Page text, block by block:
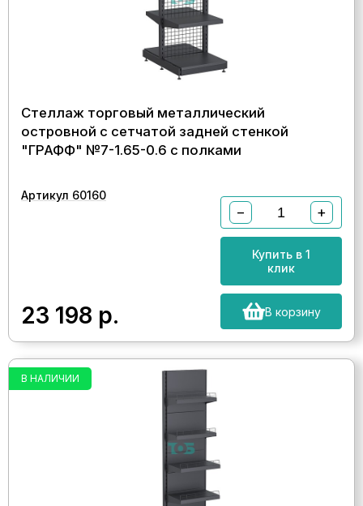
Стеллаж торговый металлический
островной с сетчатой задней стенкой
"ГРАФФ" №7-1.65-0.6 с полками
Артикул 60160
23 198 р.
− +
Купить в 1
клик
В корзину
В НАЛИЧИИ